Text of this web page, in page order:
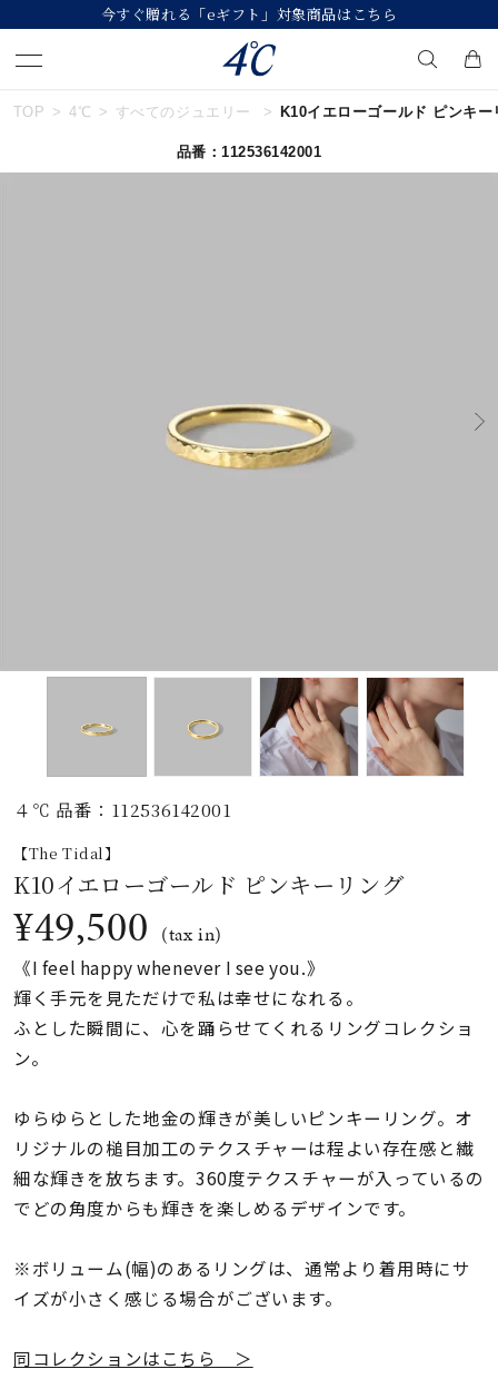
【価格改定のお知らせ 8月17日(月)より 】
キーワードで検索する
すべてのジュエリー
ト
着用シーン
コレクション
レディース
リングサイズ
～
メンズ
リングサイズ
～
価格 ¥0
TOP 4℃ すべてのジュエリー K10イエローゴールド ピンキ
品番：112536142001
４℃ 品番：112536142001
【The Tidal】
K10イエローゴールド ピンキーリング
¥49,500 (tax in)
《I feel happy whenever I see you.》
輝く手元を見ただけで私は幸せになれる。
ふとした瞬間に、心を踊らせてくれるリングコレクショ
ン。
ゆらゆらとした地金の輝きが美しいピンキーリング。オ
リジナルの槌目加工のテクスチャーは程よい存在感と繊
細な輝きを放ちます。360度テクスチャーが入っているの
でどの角度からも輝きを楽しめるデザインです。
※ボリューム(幅)のあるリングは、通常より着用時にサ
イズが小さく感じる場合がございます。
同コレクションはこちら ＞